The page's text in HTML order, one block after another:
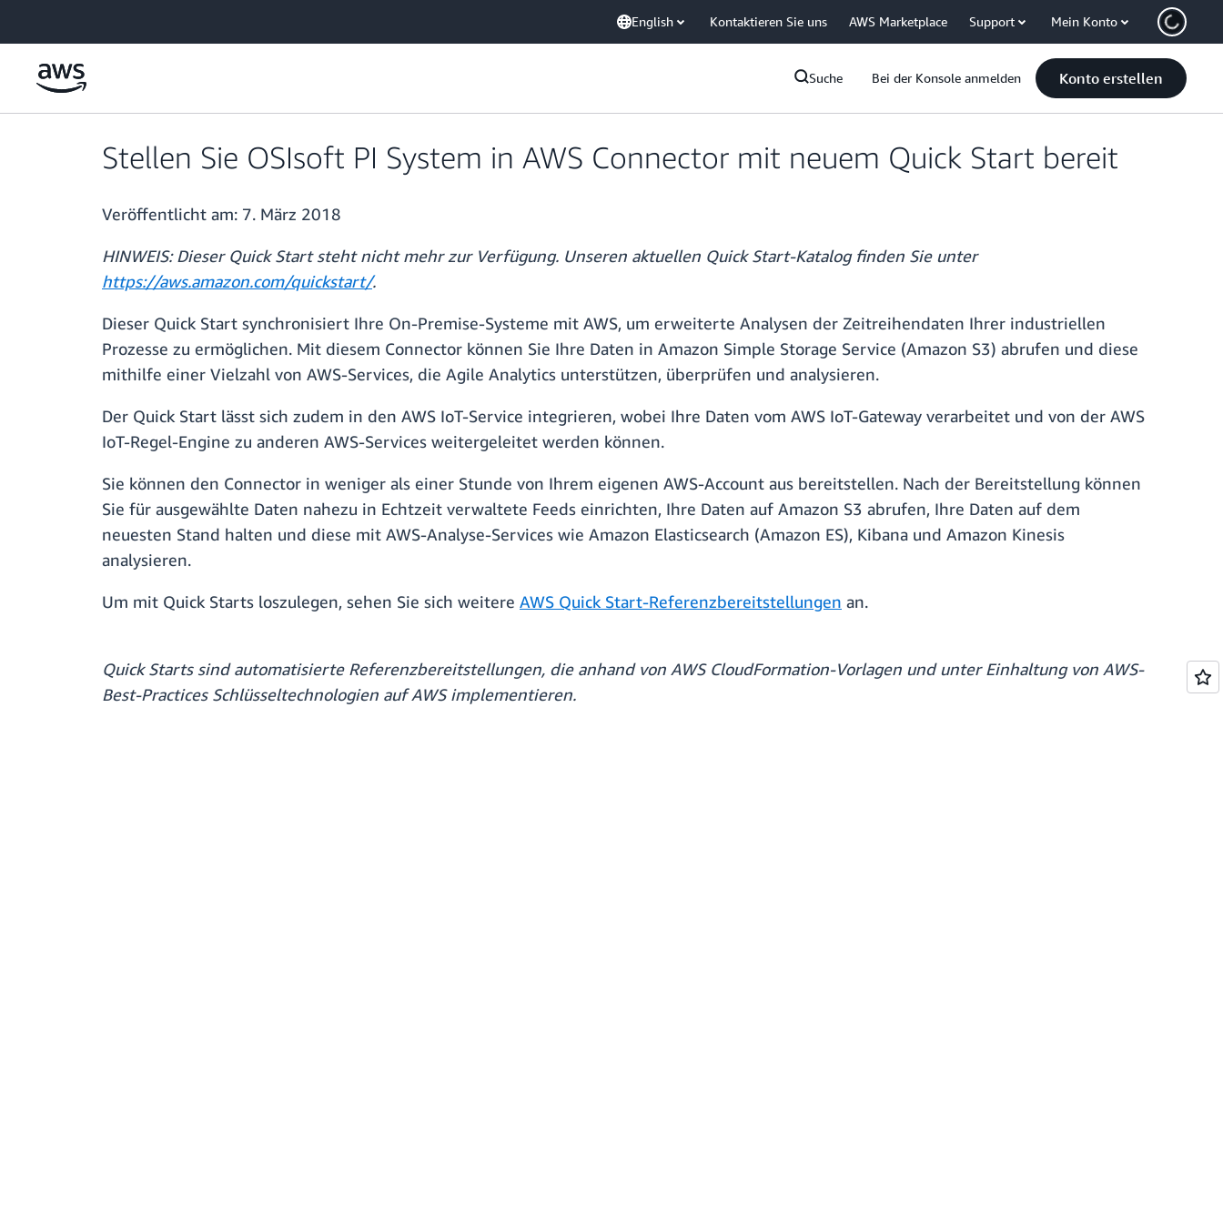
English Kontaktieren Sie uns AWS Marketplace Support Mein Konto
Suche Bei der Konsole anmelden Konto erstellen
Stellen Sie OSIsoft PI System in AWS Connector mit neuem Quick Start bereit
Veröffentlicht am: 7. März 2018
HINWEIS: Dieser Quick Start steht nicht mehr zur Verfügung. Unseren aktuellen Quick Start-Katalog finden Sie unter
https://aws.amazon.com/quickstart/.
Dieser Quick Start synchronisiert Ihre On-Premise-Systeme mit AWS, um erweiterte Analysen der Zeitreihendaten Ihrer industriellen
Prozesse zu ermöglichen. Mit diesem Connector können Sie Ihre Daten in Amazon Simple Storage Service (Amazon S3) abrufen und diese
mithilfe einer Vielzahl von AWS-Services, die Agile Analytics unterstützen, überprüfen und analysieren.
Der Quick Start lässt sich zudem in den AWS IoT-Service integrieren, wobei Ihre Daten vom AWS IoT-Gateway verarbeitet und von der AWS
IoT-Regel-Engine zu anderen AWS-Services weitergeleitet werden können.
Sie können den Connector in weniger als einer Stunde von Ihrem eigenen AWS-Account aus bereitstellen. Nach der Bereitstellung können
Sie für ausgewählte Daten nahezu in Echtzeit verwaltete Feeds einrichten, Ihre Daten auf Amazon S3 abrufen, Ihre Daten auf dem
neuesten Stand halten und diese mit AWS-Analyse-Services wie Amazon Elasticsearch (Amazon ES), Kibana und Amazon Kinesis
analysieren.
Um mit Quick Starts loszulegen, sehen Sie sich weitere AWS Quick Start-Referenzbereitstellungen an.
Quick Starts sind automatisierte Referenzbereitstellungen, die anhand von AWS CloudFormation-Vorlagen und unter Einhaltung von AWS-
Best-Practices Schlüsseltechnologien auf AWS implementieren.